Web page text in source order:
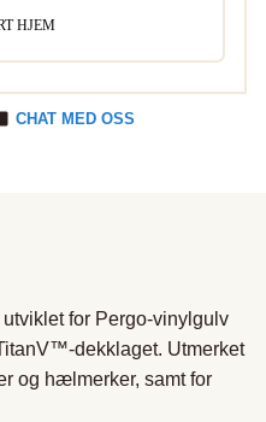
HJEM
CHAT MED OSS
for Pergo-vinylgulv
dekklaget. Utmerket
og hælmerker, samt for